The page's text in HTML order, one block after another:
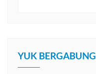
YUK BERGABUNG